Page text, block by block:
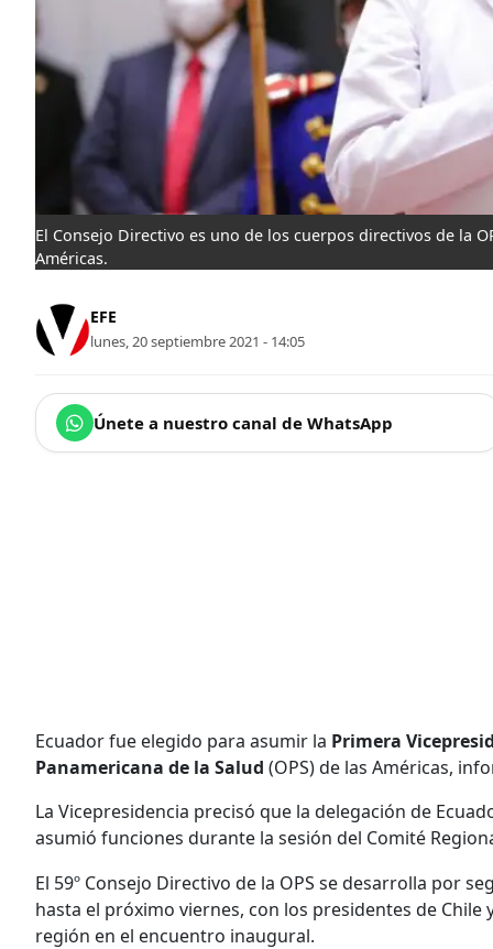
El Consejo Directivo es uno de los cuerpos directivos de la
Américas.
EFE
lunes, 20 septiembre 2021 - 14:05
Únete a nuestro canal de WhatsApp
Ecuador fue elegido para asumir la Primera
Panamericana de la Salud (OPS) de las Américas,
La Vicepresidencia precisó que la delegación de
asumió funciones durante la sesión del Comité
El 59º Consejo Directivo de la OPS se desarrolla por
hasta el próximo viernes, con los presidentes de Chile
región en el encuentro inaugural.